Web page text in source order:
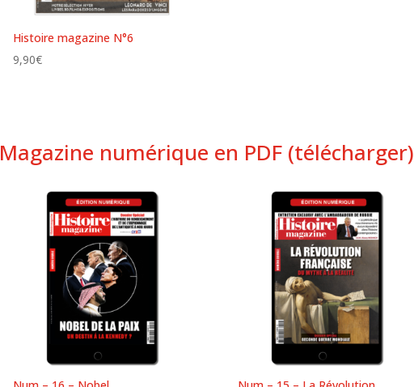
Histoire magazine N°6
9,90€
Magazine numérique en PDF (télécharger)